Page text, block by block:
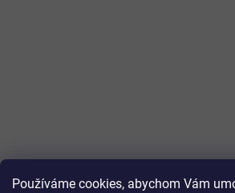
Používáme cookies, abychom Vám